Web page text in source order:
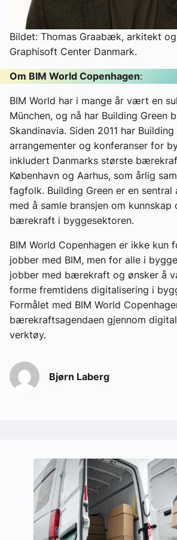
Bildet: Thomas Graabæk, arkitekt
Graphisoft Center Danmark.
Om BIM World Copenhagen:
BIM World har i mange år vært en
München, og nå har Building Green
Skandinavia. Siden 2011 har
arrangementer og konferanser for
inkludert Danmarks største
København og Aarhus, som årlig
fagfolk. Building Green er en
med å samle bransjen om
bærekraft i byggesektoren.
BIM World Copenhagen er ikke kun
jobber med BIM, men for alle i
jobber med bærekraft og ønsker å
forme fremtidens digitalisering i
Formålet med BIM World
bærekraftsagendaen gjennom
verktøy.
Bjørn Laberg